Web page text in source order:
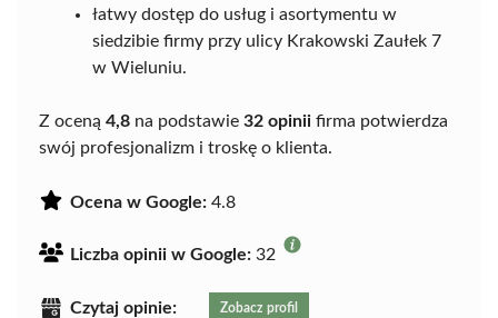
łatwy dostęp do usług i asortymentu w
siedzibie firmy przy ulicy Krakowski Zaułek 7
w Wieluniu.
Z oceną 4,8 na podstawie 32 opinii firma potwierdza
swój profesjonalizm i troskę o klienta.
Ocena w Google: 4.8
Liczba opinii w Google: 32
Czytaj opinie: Zobacz profil